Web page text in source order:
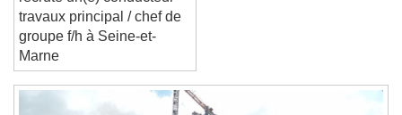
recrute un(e) conducteur
travaux principal / chef de
groupe f/h à Seine-et-
Marne